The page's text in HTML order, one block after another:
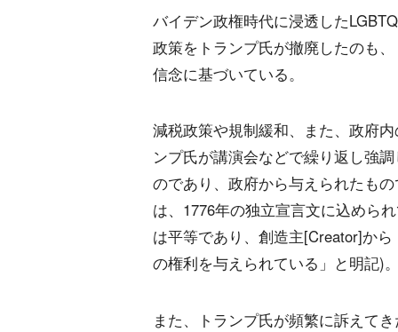
バイデン政権時代に浸透した
政策をトランプ氏が撤廃したのも
信念に基づいている。
減税政策や規制緩和、また、政府
ンプ氏が講演会などで繰り返し強
のであり、政府から与えられたも
は、1776年の独立宣言文に込めら
は平等であり、創造主[Creator]か
の権利を与えられている」と明記)
また、トランプ氏が頻繁に訴えて